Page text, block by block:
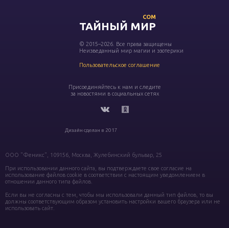
ТАЙНЫЙ МИР
COM
© 2015–2026. Все права защищены
Неизведанный мир магии и эзотерики
Пользовательское соглашение
Присоединяйтесь к нам и следите
за новостями в социальных сетях
Дизайн сделан в 2017
ООО "Феникс", 109156, Москва, Жулебинский бульвар, 25
При использовании данного сайта, вы подтверждаете свое согласие на
использование файлов cookie в соответствии с настоящим уведомлением в
отношении данного типа файлов.
Если вы не согласны с тем, чтобы мы использовали данный тип файлов, то вы
должны соответствующим образом установить настройки вашего браузера или не
использовать сайт.